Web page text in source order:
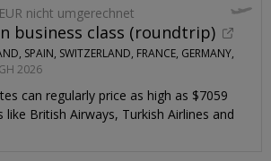
nicht umgerechnet
business class (roundtrip)
SPAIN, SWITZERLAND, FRANCE, GERMANY,
2026
can regularly price as high as $7059
like British Airways, Turkish Airlines and